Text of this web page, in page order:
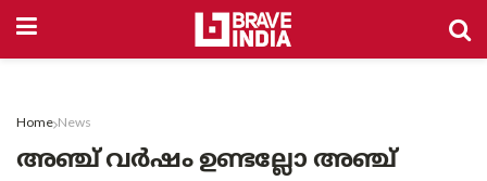
Home News
അഞ്ച് വർഷം ഉണ്ടല്ലോ അഞ്ച്